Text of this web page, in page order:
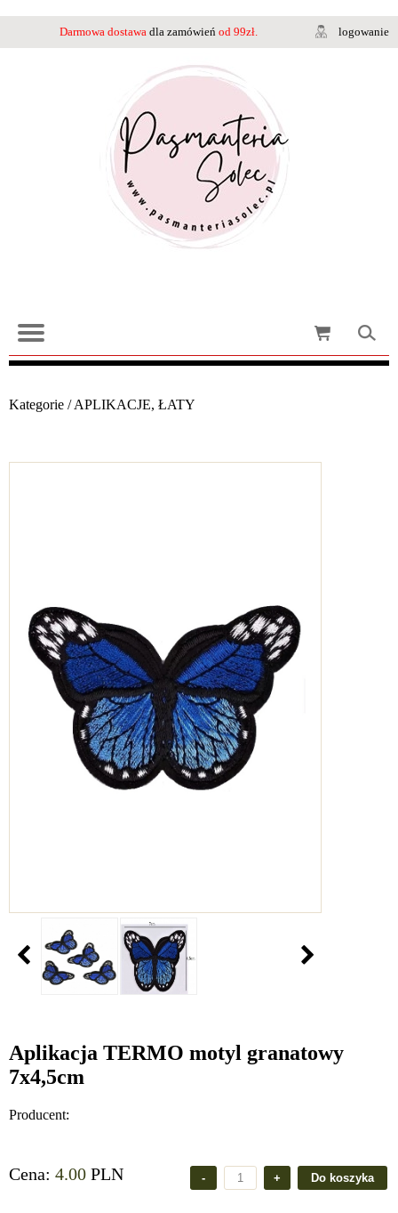
Darmowa dostawa dla zamówień od 99zł. logowanie
Kategorie /APLIKACJE, ŁATY
Aplikacja TERMO motyl granatowy
7x4,5cm
Producent:
Cena: 4.00 PLN